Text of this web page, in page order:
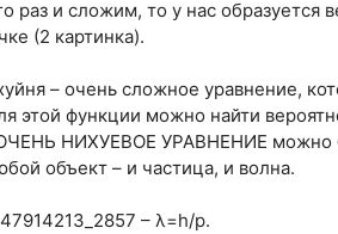
раз и сложим, то у нас образуется
(2 картинка).
– очень сложное уравнение,
этой функции можно найти
НИХУЕВОЕ УРАВНЕНИЕ можно
объект – и частица, и волна.
– λ=h/p.